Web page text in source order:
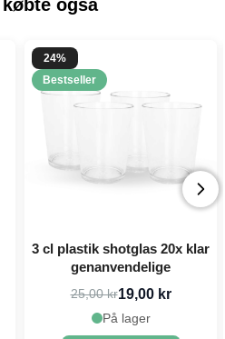
også
24%
Bestseller
3 cl plastik shotglas 20x klar
genanvendelige
25,00 kr19,00 kr
På lager